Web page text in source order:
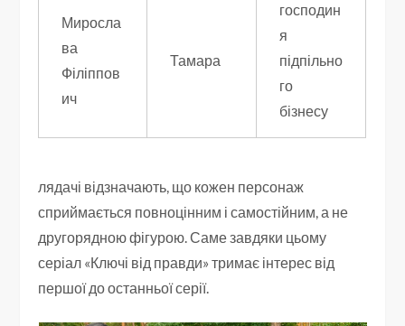
Миросла
ва
Філіппов
ич
Тамара
господин
я
підпільно
го
бізнесу
лядачі відзначають, що кожен персонаж
сприймається повноцінним і самостійним, а не
другорядною фігурою. Саме завдяки цьому
серіал «Ключі від правди» тримає інтерес від
першої до останньої серії.